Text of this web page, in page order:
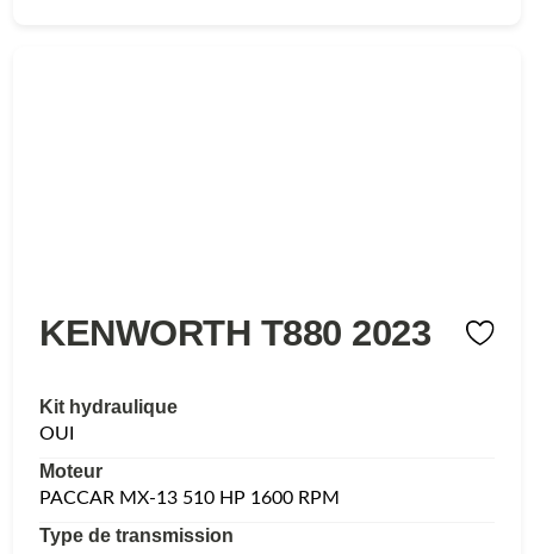
KENWORTH T880 2023
Kit hydraulique
OUI
Moteur
PACCAR MX-13 510 HP 1600 RPM
Type de transmission